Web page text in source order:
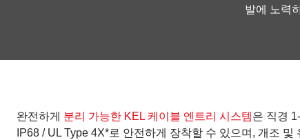
발에 노력
완전하게 분리 가능한 KEL 케이블 엔트리 시스템은 직경
IP68 / UL Type 4X*로 안전하게 장착할 수 있으며, 개조